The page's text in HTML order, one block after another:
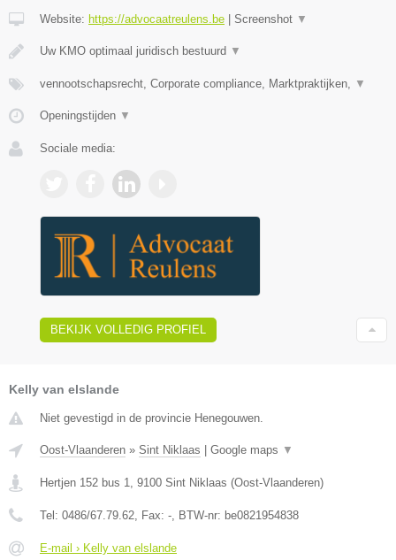
Website: https://advocaatreulens.be Screenshot ▼
Uw KMO optimaal juridisch bestuurd ▼
vennootschapsrecht, Corporate compliance, Marktpraktijken, ▼
Openingstijden ▼
Sociale media:
BEKIJK VOLLEDIG PROFIEL
Kelly van elslande
Niet gevestigd in de provincie Henegouwen.
Oost-Vlaanderen » Sint Niklaas Google maps ▼
Hertjen 152 bus 1, 9100 Sint Niklaas (Oost-Vlaanderen)
Tel: 0486/67.79.62, Fax: -, BTW-nr: be0821954838
E-mail › Kelly van elslande